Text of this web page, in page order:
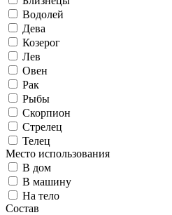
Водолей
Дева
Козерог
Лев
Овен
Рак
Рыбы
Скорпион
Стрелец
Телец
Место использования
В дом
В машину
На тело
Состав